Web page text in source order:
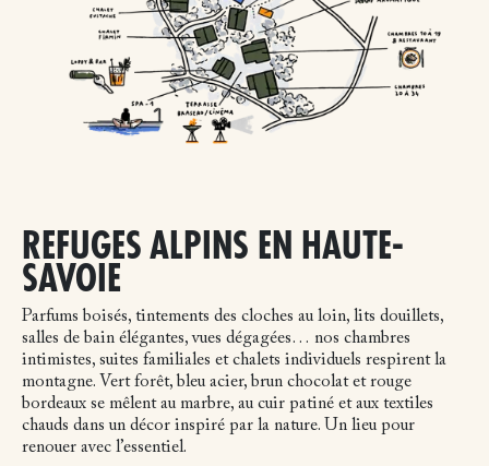
REFUGES ALPINS EN HAUTE-
SAVOIE
Parfums boisés, tintements des cloches au loin, lits douillets,
salles de bain élégantes, vues dégagées… nos chambres
intimistes, suites familiales et chalets individuels respirent la
montagne. Vert forêt, bleu acier, brun chocolat et rouge
bordeaux se mêlent au marbre, au cuir patiné et aux textiles
chauds dans un décor inspiré par la nature. Un lieu pour
renouer avec l’essentiel.